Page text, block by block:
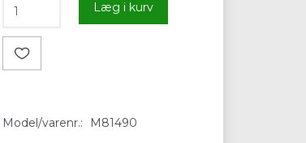
Læg i kurv
Model/varenr.: M81490